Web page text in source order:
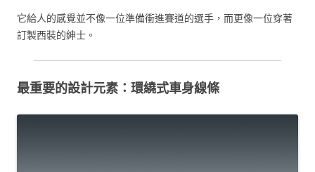
它給人的感覺並不像一位準備衝進賽道的選手，而更像一位穿著
訂製西裝的紳士。
最重要的設計元素：環繞式車身線條